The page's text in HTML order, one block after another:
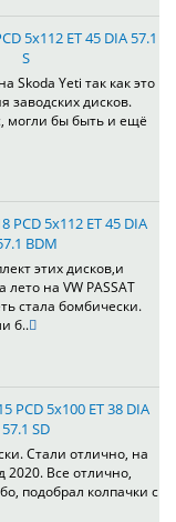
5x112 ET 45 DIA 57.1
S
Skoda Yeti так как это
заводских дисков.
могли бы быть и ещё
PCD 5x112 ET 45 DIA
BDM
этих дисков,и
лето на VW PASSAT
стала бомбически.
б..
PCD 5x100 ET 38 DIA
57.1 SD
Стали отлично, на
2020. Все отлично,
подобрал колпачки с